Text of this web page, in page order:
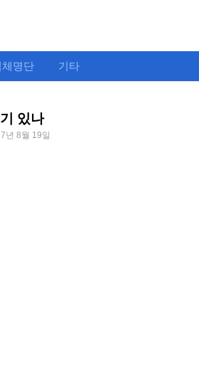
체명단 기타
있나
년 8월 19일